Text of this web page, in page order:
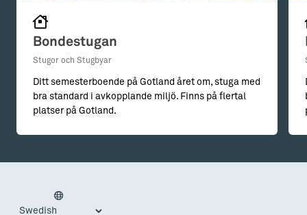
Bondestugan
Stugor och Stugbyar
Ditt semesterboende på Gotland året om, stuga med
bra standard i avkopplande miljö. Finns på flertal
platser på Gotland.